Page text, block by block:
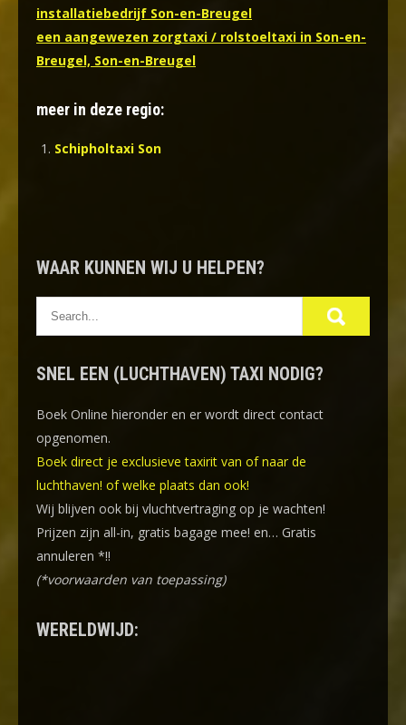
installatiebedrijf Son-en-Breugel
een aangewezen zorgtaxi / rolstoeltaxi in Son-en-
Breugel, Son-en-Breugel
meer in deze regio:
Schipholtaxi Son
WAAR KUNNEN WIJ U HELPEN?
SNEL EEN (LUCHTHAVEN) TAXI NODIG?
Boek Online hieronder en er wordt direct contact
opgenomen.
Boek direct je exclusieve taxirit van of naar de
luchthaven! of welke plaats dan ook!
Wij blijven ook bij vluchtvertraging op je wachten!
Prijzen zijn all-in, gratis bagage mee! en… Gratis
annuleren *!!
(*voorwaarden van toepassing)
WERELDWIJD: